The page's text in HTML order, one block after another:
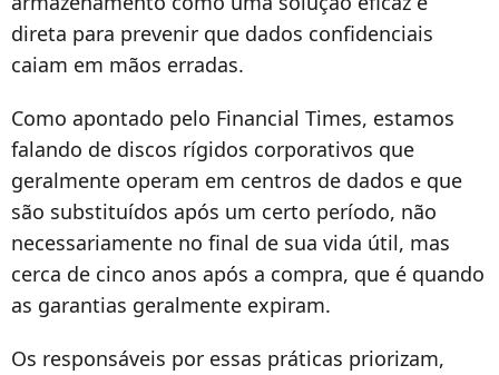
direta para prevenir que dados confidenciais
caiam em mãos erradas.
Como apontado pelo Financial Times, estamos
falando de discos rígidos corporativos que
geralmente operam em centros de dados e que
são substituídos após um certo período, não
necessariamente no final de sua vida útil, mas
cerca de cinco anos após a compra, que é quando
as garantias geralmente expiram.
Os responsáveis por essas práticas priorizam,